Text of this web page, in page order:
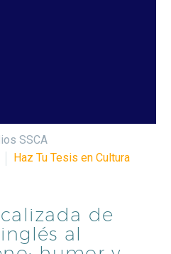
SSCA
Haz Tu Tesis en Cultura
de
al